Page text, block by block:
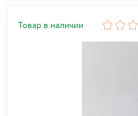
Товар в наличии